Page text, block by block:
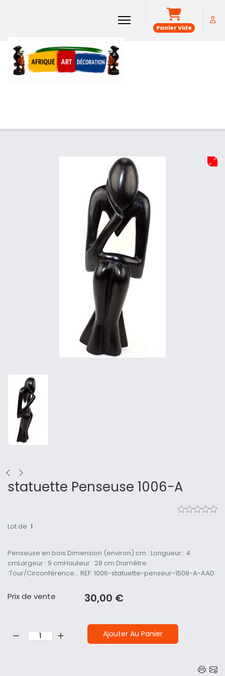
Panier Vide
statuette Penseuse 1006-A
Lot de 1
Penseuse en bois Dimension (environ) cm : Longueur : 4
cmLargeur : 9 cmHauteur : 28 cm Diamètre
:Tour/Circonférence... REF: 1006-statuette-penseur-1508-A-AAD
Prix ​​de vente 30,00 €
Ajouter Au Panier